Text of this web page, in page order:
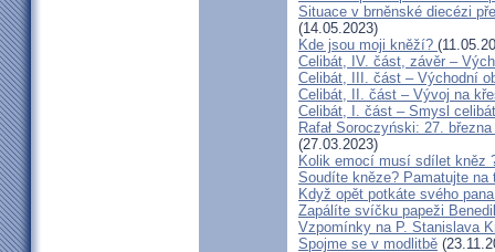
Situace v brněnské diecézi
(14.05.2023)
Kde jsou moji kněží?
Celibát, IV. část, závěr –
Celibát, III. část – Východní
Celibát, II. část – Vývoj na
Celibát, I. část – Smysl
Rafał Soroczyński: 27.
(27.03.2023)
Kolik emocí musí sdílet kněz
Soudíte kněze? Pamatujte
Když opět potkáte svého
Zapálíte svíčku papeži
Vzpomínky na P. Stanislava
Spojme se v modlitbě